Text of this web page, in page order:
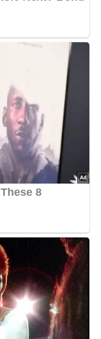
einem Sieb
und mit Muskat,
grob hobeln. In
Min. vorgaren.
Sieb gut
200°C vorheizen.
Eine Schicht
Schluss wieder
Mit dem Käse
verquirlen, mit
die Kartoffeln
mit Folie
Bündner